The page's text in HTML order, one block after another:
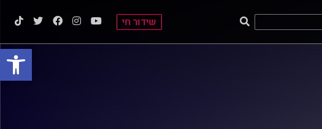
פתח
שידור חי